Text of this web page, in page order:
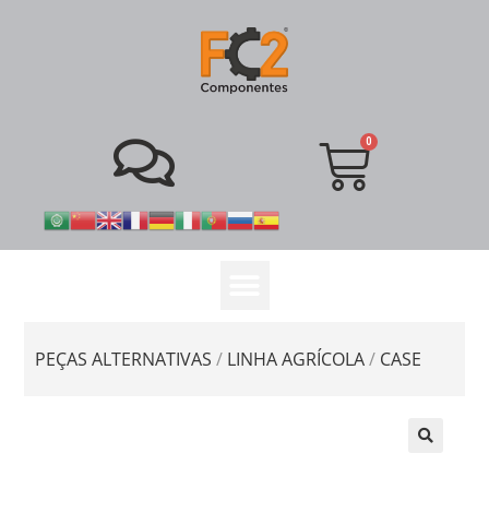
PEÇAS ALTERNATIVAS / LINHA AGRÍCOLA/ CASE